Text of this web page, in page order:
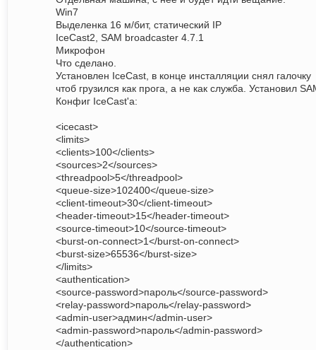
Win7
Выделенка 16 м/бит, статический IP
IceCast2, SAM broadcaster 4.7.1
Микрофон
Что сделано.
Установлен IceCast, в конце инсталляции снял галочку
чтоб грузился как прога, а не как служба. Установил
Конфиг IceCast'a:
<icecast>
<limits>
<clients>100</clients>
<sources>2</sources>
<threadpool>5</threadpool>
<queue-size>102400</queue-size>
<client-timeout>30</client-timeout>
<header-timeout>15</header-timeout>
<source-timeout>10</source-timeout>
<burst-on-connect>1</burst-on-connect>
<burst-size>65536</burst-size>
</limits>
<authentication>
<source-password>пароль</source-password>
<relay-password>пароль</relay-password>
<admin-user>админ</admin-user>
<admin-password>пароль</admin-password>
</authentication>